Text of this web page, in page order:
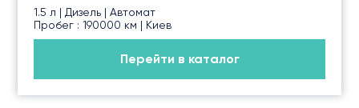
1.5 л | Дизель | Автомат
Пробег : 190000 км | Киев
Перейти в каталог